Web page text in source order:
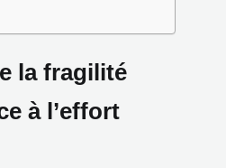
la fragilité
à l’effort